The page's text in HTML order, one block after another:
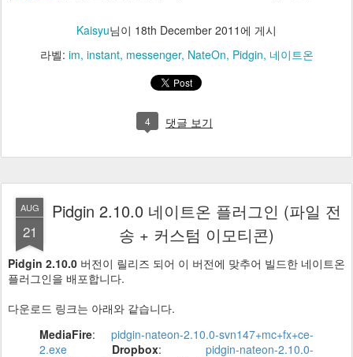
Kaisyu님이 18th December 2011에 게시
라벨: im instant messenger NateOn Pidgin 네이트온
4 댓글 보기
AUG
21
Pidgin 2.10.0 네이트온 플러그인 (파일 전
송 + 커스텀 이모티콘)
Pidgin 2.10.0 버전이 릴리즈 되어 이 버전에 맞추어 빌드한 네이트온
플러그인을 배포합니다.
다운로드 링크는 아래와 같습니다.
MediaFire: pidgin-nateon-2.10.0-svn147+mc+fx+ce-
2.exe
Dropbox: pidgin-nateon-2.10.0-